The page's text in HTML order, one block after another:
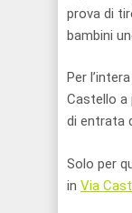
prova di
bambini
Per
Castello a
di entrata
Solo per
in Via